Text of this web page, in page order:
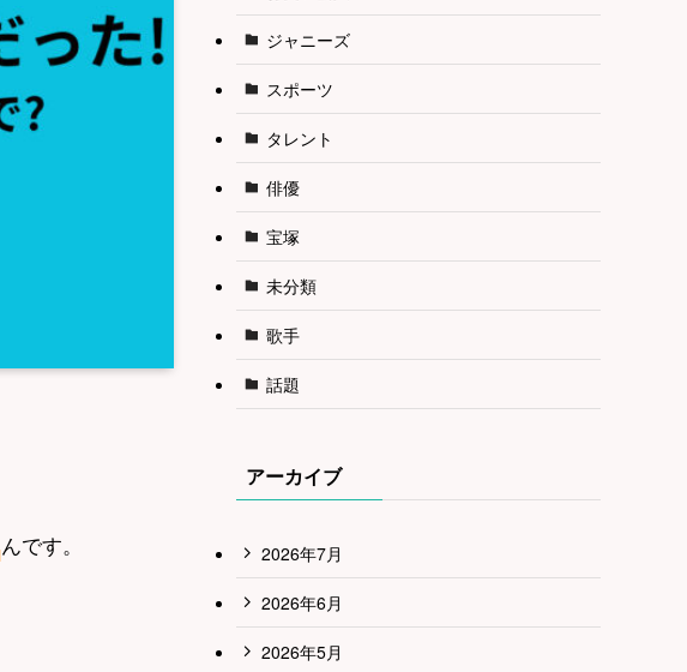
んです。
ジャニーズ
スポーツ
タレント
俳優
宝塚
未分類
歌手
話題
アーカイブ
2026年7月
2026年6月
2026年5月